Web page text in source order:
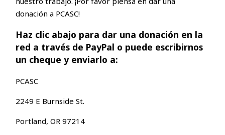
donación a PCASC!
Haz clic abajo para dar una donación en la
red a través de PayPal o puede escribirnos
un cheque y enviarlo a:
PCASC
2249 E Burnside St.
Portland, OR 97214